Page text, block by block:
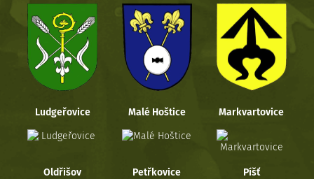
Ludgeřovice Malé Hoštice Markvartovice
Oldřišov Petřkovice Píšť